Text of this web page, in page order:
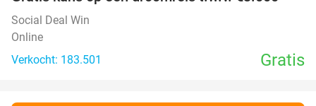
Social Deal Win
Online
Verkocht: 183.501
Gratis